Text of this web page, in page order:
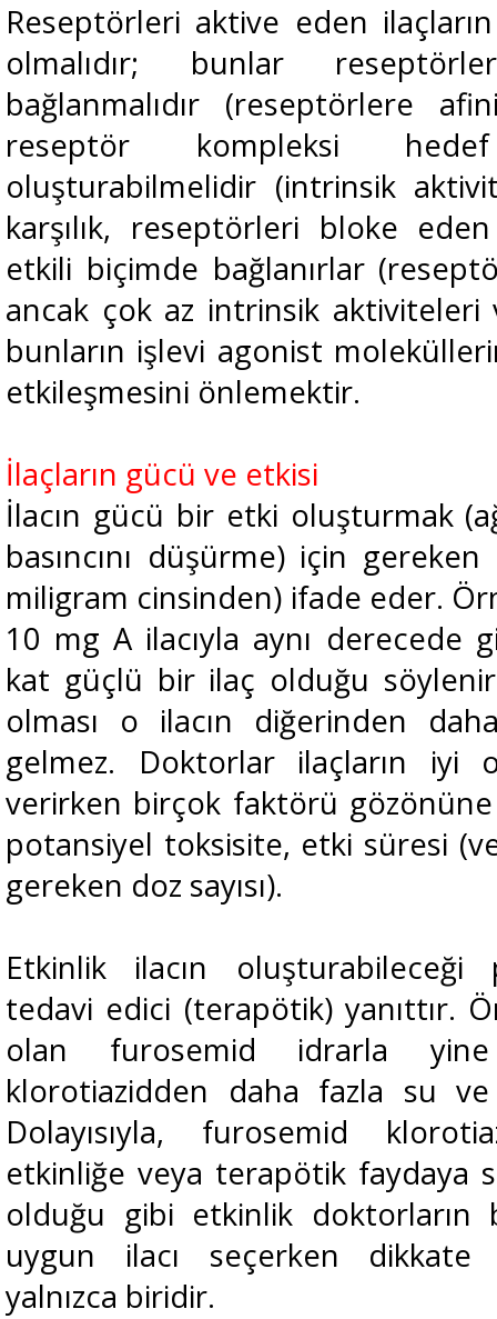
Reseptörleri aktive eden
olmalıdır; bunlar
bağlanmalıdır (reseptörlere
reseptör kompleksi
oluşturabilmelidir (intrinsik
karşılık, reseptörleri bloke
etkili biçimde bağlanırlar
ancak çok az intrinsik aktiviteleri
bunların işlevi agonist
etkileşmesini önlemektir.
İlaçların gücü ve etkisi
İlacın gücü bir etki oluşturmak
basıncını düşürme) için
miligram cinsinden) ifade eder.
10 mg A ilacıyla aynı derecede
kat güçlü bir ilaç olduğu
olması o ilacın diğerinden
gelmez. Doktorlar ilaçların iyi
verirken birçok faktörü
potansiyel toksisite, etki süresi
gereken doz sayısı).
Etkinlik ilacın oluşturabileceği
tedavi edici (terapötik) yanıttır.
olan furosemid idrarla
klorotiazidden daha fazla su ve
Dolayısıyla, furosemid
etkinliğe veya terapötik faydaya
olduğu gibi etkinlik
uygun ilacı seçerken dikkate
yalnızca biridir.